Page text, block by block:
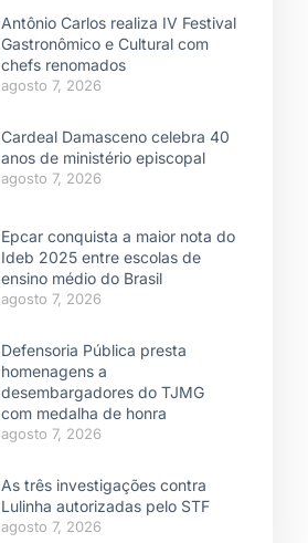
Antônio Carlos realiza IV Festival
Gastronômico e Cultural com
chefs renomados
agosto 7, 2026
Cardeal Damasceno celebra 40
anos de ministério episcopal
agosto 7, 2026
Epcar conquista a maior nota do
Ideb 2025 entre escolas de
ensino médio do Brasil
agosto 7, 2026
Defensoria Pública presta
homenagens a
desembargadores do TJMG
com medalha de honra
agosto 7, 2026
As três investigações contra
Lulinha autorizadas pelo STF
agosto 7, 2026